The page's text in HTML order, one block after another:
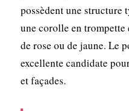
possèdent une structure
une corolle en trompette
de rose ou de jaune. Le
excellente candidate
et façades.